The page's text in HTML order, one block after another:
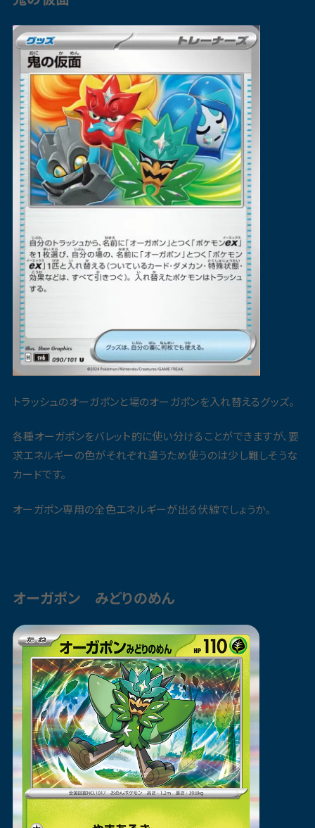
トラッシュのオーガポンと場のオーガポンを入れ替えるグッズ。
各種オーガポンをバレット的に使い分けることができますが、要
求エネルギーの色がそれぞれ違うため使うのは少し難しそうな
カードです。
オーガポン専用の全色エネルギーが出る伏線でしょうか。
オーガポン みどりのめん